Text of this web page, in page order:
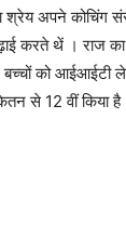
अपने कोचिंग
करते थें । राज
को आईआईटी
से 12 वीं किया है